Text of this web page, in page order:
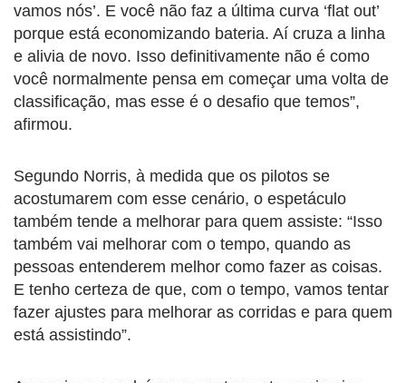
vamos nós’. E você não faz a última curva ‘flat out’
porque está economizando bateria. Aí cruza a linha
e alivia de novo. Isso definitivamente não é como
você normalmente pensa em começar uma volta de
classificação, mas esse é o desafio que temos”,
afirmou.
Segundo Norris, à medida que os pilotos se
acostumarem com esse cenário, o espetáculo
também tende a melhorar para quem assiste: “Isso
também vai melhorar com o tempo, quando as
pessoas entenderem melhor como fazer as coisas.
E tenho certeza de que, com o tempo, vamos tentar
fazer ajustes para melhorar as corridas e para quem
está assistindo”.